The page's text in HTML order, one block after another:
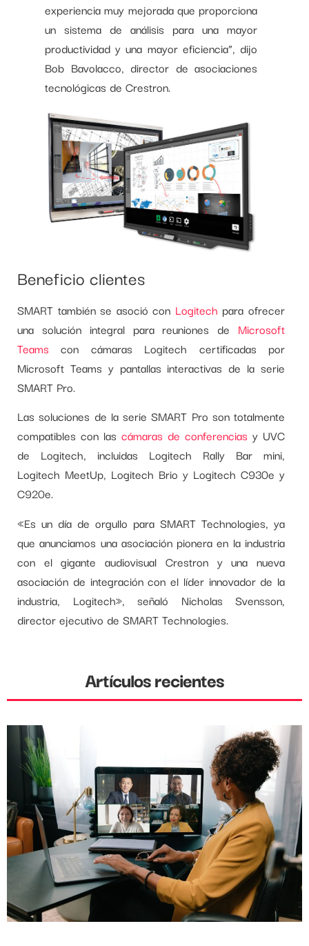
Artículos recientes
experiencia muy mejorada que proporciona
un sistema de análisis para una mayor
productividad y una mayor eficiencia”, dijo
Bob Bavolacco, director de asociaciones
tecnológicas de Crestron.
Beneficio clientes
SMART también se asoció con Logitech para ofrecer
una solución integral para reuniones de Microsoft
Teams con cámaras Logitech certificadas por
Microsoft Teams y pantallas interactivas de la serie
SMART Pro.
Las soluciones de la serie SMART Pro son totalmente
compatibles con las cámaras de conferencias y UVC
de Logitech, incluidas Logitech Rally Bar mini,
Logitech MeetUp, Logitech Brio y Logitech C930e y
C920e.
«Es un día de orgullo para SMART Technologies, ya
que anunciamos una asociación pionera en la industria
con el gigante audiovisual Crestron y una nueva
asociación de integración con el líder innovador de la
industria, Logitech», señaló Nicholas Svensson,
director ejecutivo de SMART Technologies.